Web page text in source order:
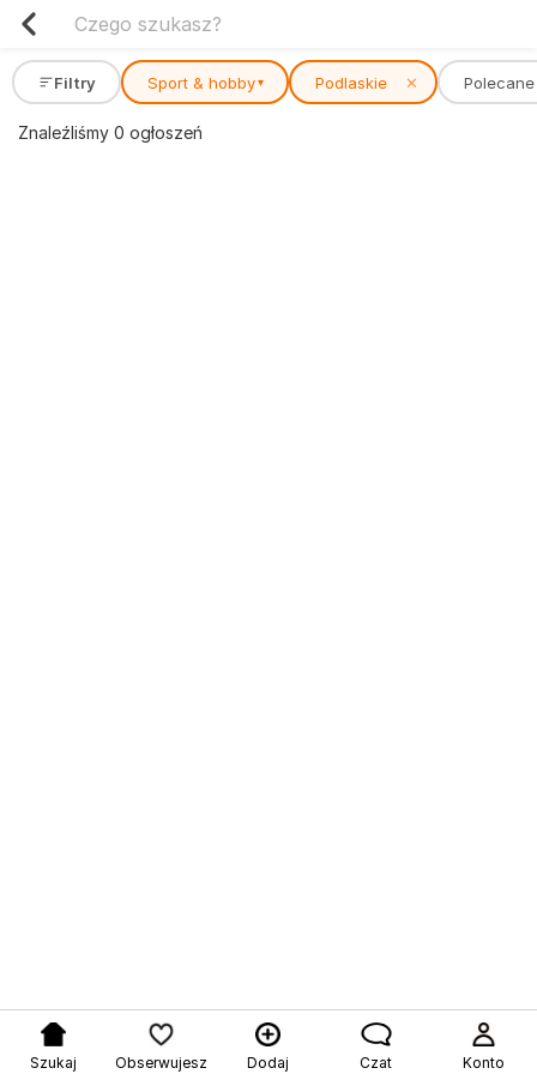
Filtry Sport & hobby ▾ Podlaskie ✕ Polecane
Znaleźliśmy 0 ogłoszeń
Szukaj Obserwujesz Dodaj Czat Konto